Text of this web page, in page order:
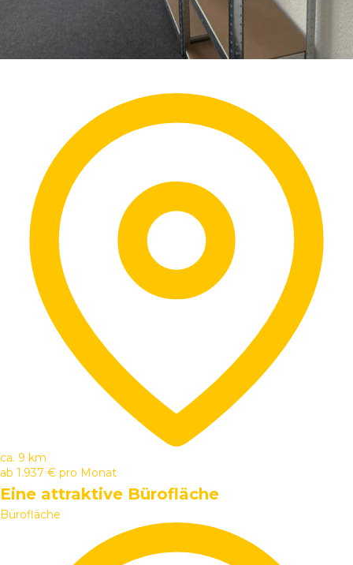
ca. 9 km
ab 1.937 € pro Monat
Eine attraktive Bürofläche
Bürofläche